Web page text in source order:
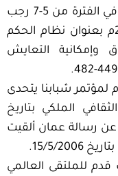
البيت للفكر الإسلامي الذي عقد في الفترة من 5-7 رجب
1425هـ الموافق 21-23 أب 2004م بعنوان نظام الحكم
وإمكانية التعايش
شبابنا يتحدى
الملكي بتاريخ
عن رسالة عمان ألقيت
2006.
قدم للملتقى العالمي